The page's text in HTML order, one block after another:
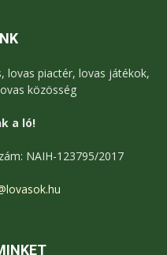
lovas piactér, lovas játékok,
közösség
a ló!
NAIH-123795/2017